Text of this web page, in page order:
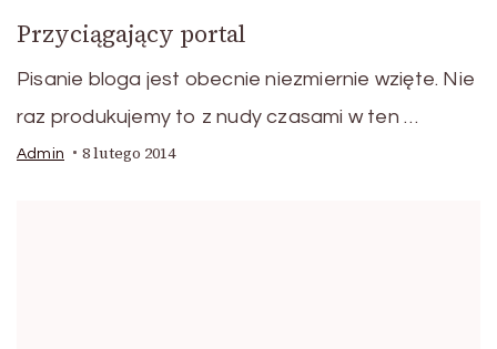
Przyciągający portal
Pisanie bloga jest obecnie niezmiernie wzięte. Nie
raz produkujemy to z nudy czasami w ten …
Admin 8 lutego 2014